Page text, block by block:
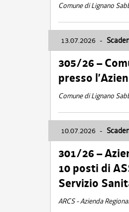
Comune di Lignano
13.07.2026 -
305/26 –
presso
Comune di Lignano
10.07.2026 -
301/26 –
10 posti di
Servizio
ARCS - Azienda